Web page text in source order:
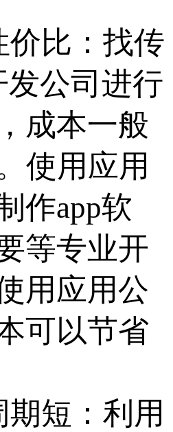
价比：找传
发公司进行
成本一般
使用应用
作app软
等专业开
用应用公
可以节省
短：利用